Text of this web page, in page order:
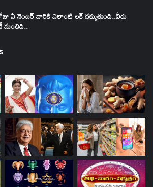
ఏ నెంబర్ వారికి ఎలాంటి లక్ దక్కుతుంది..వీరు
మంచిది..